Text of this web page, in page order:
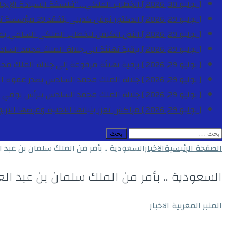
[ يوليو 30, 2026 ]
الخطاب الملكي .. “فلسفة السيادة
[ يوليو 29, 2026 ]
الدكتور نوفل كديلي يتفقد 39 مؤسسة تعليمية بجهة الدار البيضاء-سطات خلال الموسم الدراسي 2025-2026
[ يوليو 29, 2026 ]
النص الكامل للخطاب الملكي السامي بمناسبة الذكرى
[ يوليو 29, 2026 ]
برقية تهنئة الى جلالة الملك محمد
[ يوليو 29, 2026 ]
برقية تهنئة مرفوعة إلى جلالة الملك
[ يوليو 29, 2026 ]
جلالة الملك محمد السادس يصدر عفوه السامي على 1788 شخصا
[ يوليو 29, 2026 ]
جلالة الملك محمد السادس يترأس
[ يوليو 29, 2026 ]
مراكش تعزز بنياتها التحتية وعرضها
البحث
عن:
الصفحة الرئيسيةالاخبارالسعودية .. بأمر من الملك سلمان بن عبد
السعودية .. بأمر من الملك سلمان بن عبد
المنبر المغربيةالاخبار